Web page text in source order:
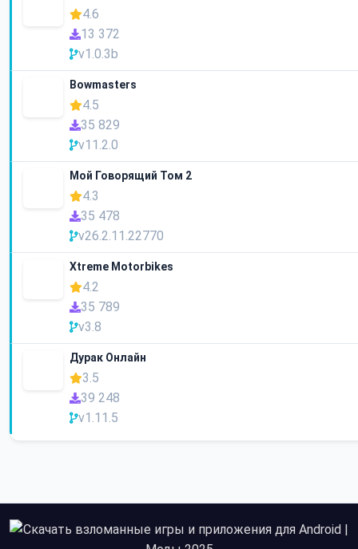
4.6
13 372
v1.0.3b
Bowmasters
4.5
35 829
v11.2.0
Мой Говорящий Том 2
4.3
35 478
v26.2.11.22770
Xtreme Motorbikes
4.2
35 789
v3.8
Дурак Онлайн
3.5
39 248
v1.11.5